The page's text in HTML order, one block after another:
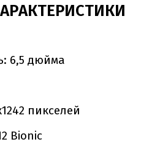
6,5 дюйма
пикселей
Bionic